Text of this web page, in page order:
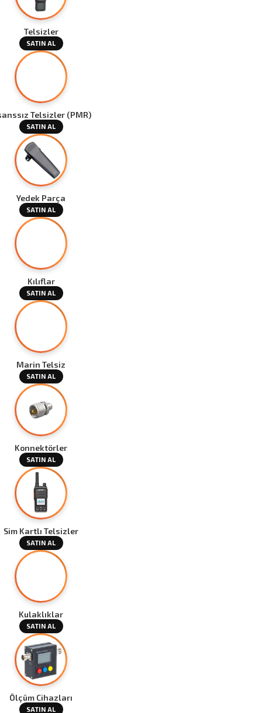
Telsizler
SATIN AL
Telsizler (PMR)
SATIN AL
Yedek Parça
SATIN AL
Kılıflar
SATIN AL
Marin Telsiz
SATIN AL
Konnektörler
SATIN AL
Sim Kartlı Telsizler
SATIN AL
Kulaklıklar
SATIN AL
Ölçüm Cihazları
SATIN AL